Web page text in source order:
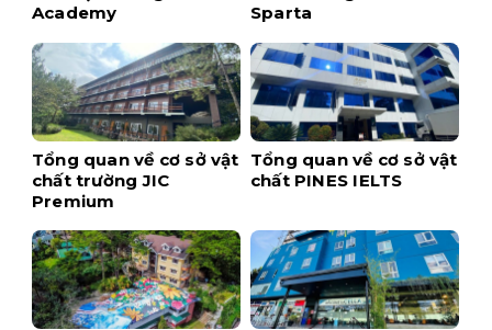
Academy
Sparta
Tổng quan về cơ sở vật
chất trường JIC
Premium
Tổng quan về cơ sở vật
chất PINES IELTS